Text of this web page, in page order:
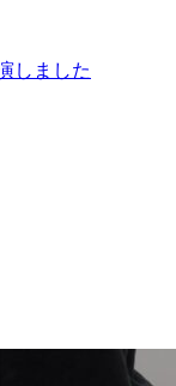
しました